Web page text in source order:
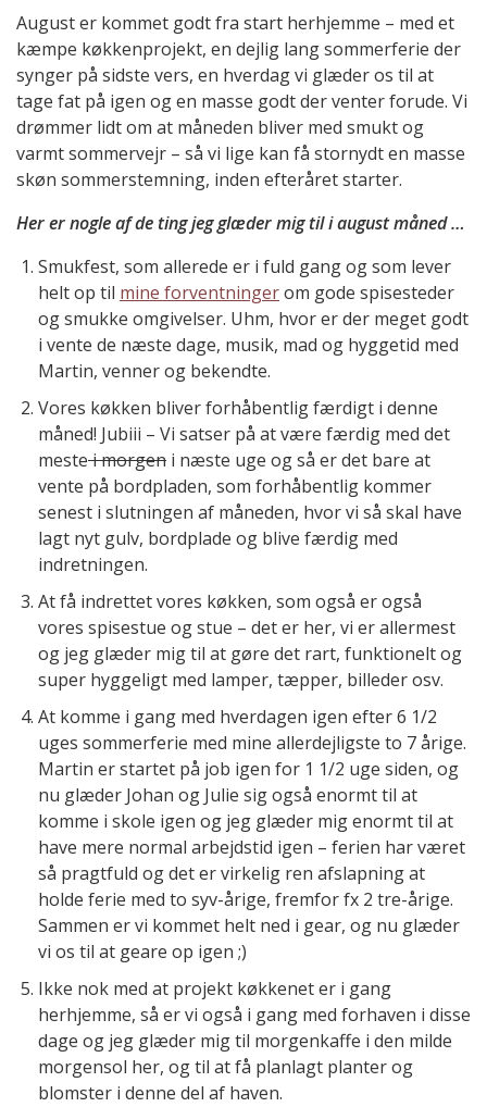
August er kommet godt fra start herhjemme – med et
kæmpe køkkenprojekt, en dejlig lang sommerferie der
synger på sidste vers, en hverdag vi glæder os til at
tage fat på igen og en masse godt der venter forude. Vi
drømmer lidt om at måneden bliver med smukt og
varmt sommervejr – så vi lige kan få stornydt en masse
skøn sommerstemning, inden efteråret starter.
Her er nogle af de ting jeg glæder mig til i august måned …
Smukfest, som allerede er i fuld gang og som lever
helt op til mine forventningerom gode spisesteder
og smukke omgivelser. Uhm, hvor er der meget godt
i vente de næste dage, musik, mad og hyggetid med
Martin, venner og bekendte.
Vores køkken bliver forhåbentlig færdigt i denne
måned! Jubiii – Vi satser på at være færdig med det
mestei morgen i næste uge og så er det bare at
vente på bordpladen, som forhåbentlig kommer
senest i slutningen af måneden, hvor vi så skal have
lagt nyt gulv, bordplade og blive færdig med
indretningen.
At få indrettet vores køkken, som også er også
vores spisestue og stue – det er her, vi er allermest
og jeg glæder mig til at gøre det rart, funktionelt og
super hyggeligt med lamper, tæpper, billeder osv.
At komme i gang med hverdagen igen efter 6 1/2
uges sommerferie med mine allerdejligste to 7 årige.
Martin er startet på job igen for 1 1/2 uge siden, og
nu glæder Johan og Julie sig også enormt til at
komme i skole igen og jeg glæder mig enormt til at
have mere normal arbejdstid igen – ferien har været
så pragtfuld og det er virkelig ren afslapning at
holde ferie med to syv-årige, fremfor fx 2 tre-årige.
Sammen er vi kommet helt ned i gear, og nu glæder
vi os til at geare op igen ;)
Ikke nok med at projekt køkkenet er i gang
herhjemme, så er vi også i gang med forhaven i disse
dage og jeg glæder mig til morgenkaffe i den milde
morgensol her, og til at få planlagt planter og
blomster i denne del af haven.